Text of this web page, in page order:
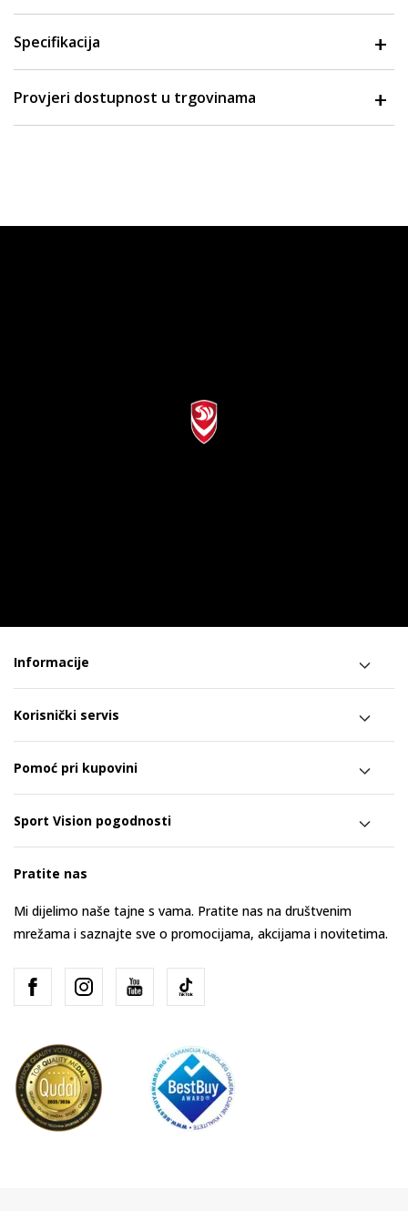
Specifikacija
Provjeri dostupnost u trgovinama
Informacije
Korisnički servis
Pomoć pri kupovini
Sport Vision pogodnosti
Pratite nas
Mi dijelimo naše tajne s vama. Pratite nas na društvenim
mrežama i saznajte sve o promocijama, akcijama i novitetima.